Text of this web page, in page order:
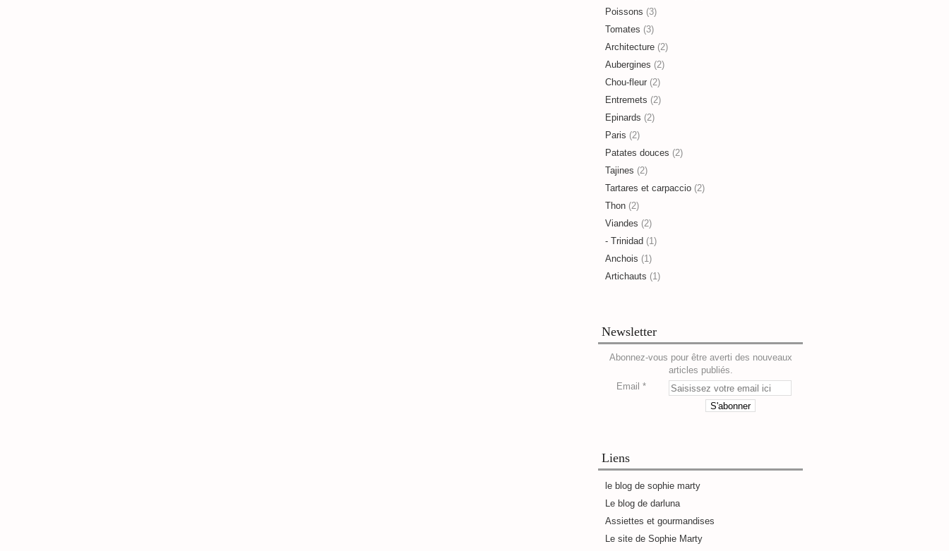
Poissons (3)
Tomates (3)
Architecture (2)
Aubergines (2)
Chou-fleur (2)
Entremets (2)
Epinards (2)
Paris (2)
Patates douces (2)
Tajines (2)
Tartares et carpaccio (2)
Thon (2)
Viandes (2)
- Trinidad (1)
Anchois (1)
Artichauts (1)
Newsletter
Abonnez-vous pour être averti des nouveaux
articles publiés.
Email
Liens
le blog de sophie marty
Le blog de darluna
Assiettes et gourmandises
Le site de Sophie Marty